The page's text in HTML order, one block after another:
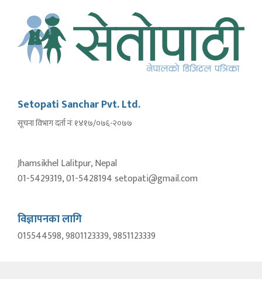
Setopati Sanchar Pvt. Ltd.
सूचना विभाग दर्ता नंः १४१७/०७६-२०७७
Jhamsikhel Lalitpur, Nepal
01-5429319, 01-5428194 setopati@gmail.com
विज्ञापनका लागि
015544598, 9801123339, 9851123339